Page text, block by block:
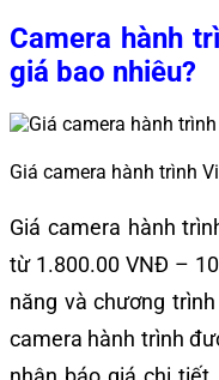
Camera hành
giá bao nhiêu?
Giá camera hành trình
Giá camera hành
từ 1.800.00 VNĐ –
năng và chương
camera hành trình